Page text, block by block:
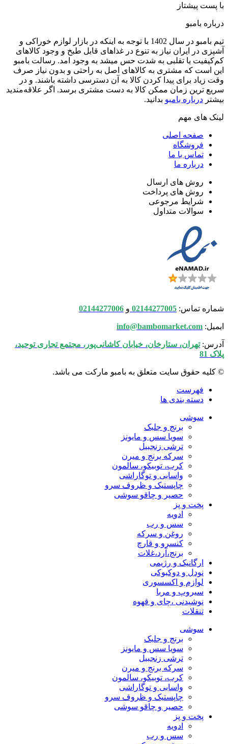
با پست پیشتاز
درباره بامبو
تیم بامبو در سال 1402 با توجه به اینکه در بازار لوازم خوراکی و
آشپزی در ایران نیاز به تنوع در غذاهای قابل طبخ و وجود کالاهای
کم‌کیفیت یا تقلبی به شدت حس میشد به وجود امد. رسالت بامبو
این است که مشتری به کالاهای اصل به راحتی و بدون نیاز صرف
وقت زیاد برای پیدا کردن کالا به آن دسترسی داشته باشند. و در
سریع ترین زمان ممکن کالا به دست مشتری برسد. اگر علاقه‌مندید
بیشتر درباره‌ بامبو بدانید.
لینک های مهم
صفحه اصلی
فروشگاه
تماس با ما
درباره ما
روش های ارسال
روش های پرداخت
شرایط مرجوعی
سوالات متداول
شماره تماس: 02144277005 و 02144277006
ایمیل: info@bambomarket.com
آدرس:تهران،‌ ستارخان، خیابان کاشانی‌پور، مجتمع تجاری توحید،
پلاک 81
© کلیه حقوق سایت متعلق به بامبو مارکت می باشد.
فهرست
دسته بندی ها
سوشی
برنج و جلبک
سویا سس و مایونز
ترشی زنجبیل
سرکه برنج و میرن
کرب، توبیکو، سالمون
واسابی و توگاراشی
چاپستیک و ظروف سرو
حصیر و چاقو سوشی
پخت و پز
ادویه
سس و رب
روغن و سرکه
کنسرو و قارچ
برنج،آرد،غلات
ارگانیک و رژیمی
نودل و دوکبوکی
لوازم و اکسسوری
سیروپ و مربا
نوشیدنی ،چای و قهوه
تنقلات
سوشی
برنج و جلبک
سویا سس و مایونز
ترشی زنجبیل
سرکه برنج و میرن
کرب، توبیکو، سالمون
واسابی و توگاراشی
چاپستیک و ظروف سرو
حصیر و چاقو سوشی
پخت و پز
ادویه
سس و رب